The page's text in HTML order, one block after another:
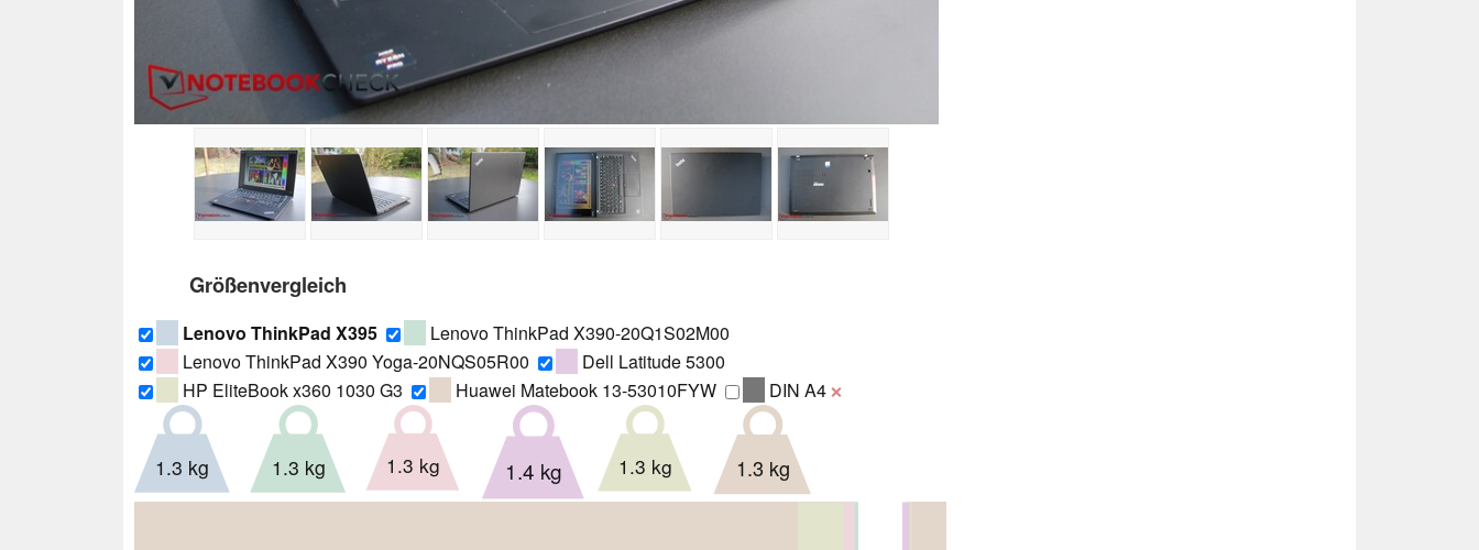
Größenvergleich
Lenovo ThinkPad X395
Lenovo ThinkPad X390-20Q1S02M00
Lenovo ThinkPad X390 Yoga-20NQS05R00
Dell Latitude 5300
HP EliteBook x360 1030 G3
Huawei Matebook 13-53010FYW DIN A4 ❌
1.3 kg 1.3 kg 1.3 kg 1.4 kg 1.3 kg 1.3 kg